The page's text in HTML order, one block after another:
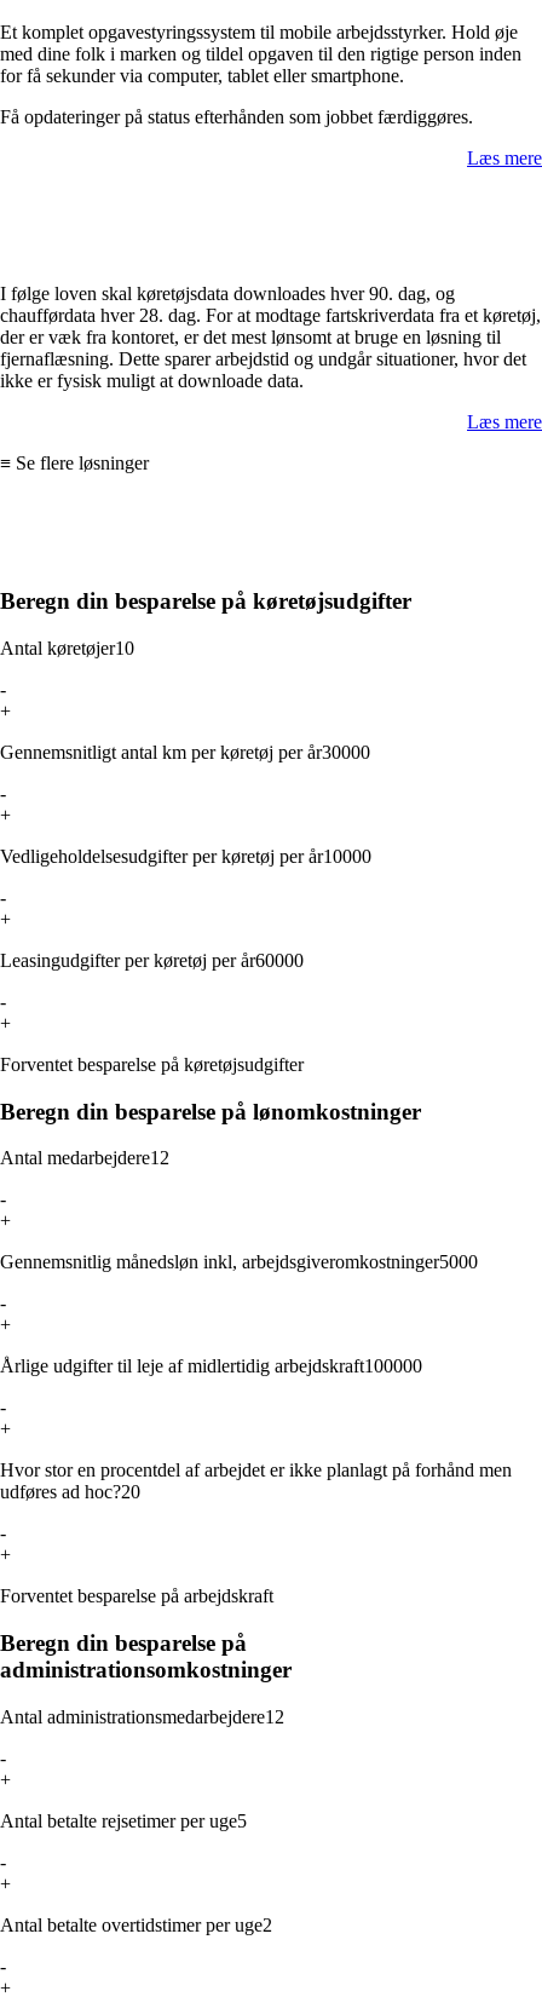
Et komplet opgavestyringssystem til mobile arbejdsstyrker. Hold øje
med dine folk i marken og tildel opgaven til den rigtige person inden
for få sekunder via computer, tablet eller smartphone.
Få opdateringer på status efterhånden som jobbet færdiggøres.
Læs mere
I følge loven skal køretøjsdata downloades hver 90. dag, og
chaufførdata hver 28. dag. For at modtage fartskriverdata fra et køretøj,
der er væk fra kontoret, er det mest lønsomt at bruge en løsning til
fjernaflæsning. Dette sparer arbejdstid og undgårsituationer, hvor det
ikke er fysisk muligt at downloade data.
Læs mere
≡ Se flere løsninger
Beregn din besparelse på køretøjsudgifter
Antal køretøjer10
-
+
Gennemsnitligt antal km per køretøj per år30000
-
+
Vedligeholdelsesudgifter per køretøj per år10000
-
+
Leasingudgifter per køretøj per år60000
-
+
Forventet besparelse på køretøjsudgifter
Beregn din besparelse på lønomkostninger
Antal medarbejdere12
-
+
Gennemsnitlig månedsløn inkl, arbejdsgiveromkostninger5000
-
+
Årlige udgifter til leje af midlertidig arbejdskraft100000
-
+
Hvor stor en procentdel af arbejdet er ikke planlagt på forhånd men
udføres ad hoc?20
-
+
Forventet besparelse på arbejdskraft
Beregn din besparelse på
administrationsomkostninger
Antal administrationsmedarbejdere12
-
+
Antal betalte rejsetimer per uge5
-
+
Antal betalte overtidstimer per uge2
-
+